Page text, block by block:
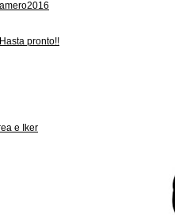
pronto!!
e Iker